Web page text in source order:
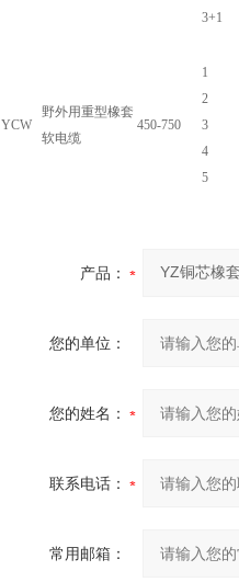
3+1
YCW
野外用重型橡套
软电缆
450-750
1
2
3
4
5
产品：
您的单位：
您的姓名：
联系电话：
常用邮箱：